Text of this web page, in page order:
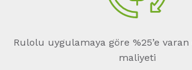
Rulolu uygulamaya göre %25’e
maliyeti